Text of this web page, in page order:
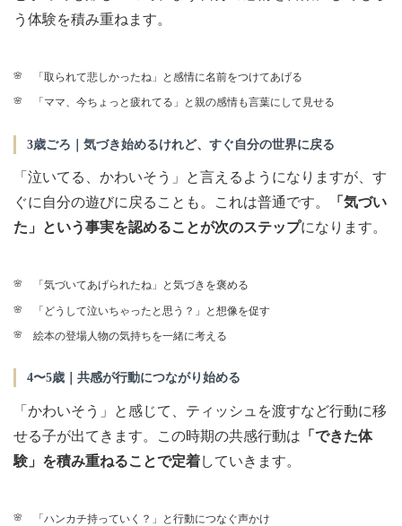
う体験を積み重ねます。
「取られて悲しかったね」と感情に名前をつけてあげる
「ママ、今ちょっと疲れてる」と親の感情も言葉にして見せる
3歳ごろ｜気づき始めるけれど、すぐ自分の世界に戻る
「泣いてる、かわいそう」と言えるようになりますが、す
ぐに自分の遊びに戻ることも。これは普通です。
「気づい
た」という事実を認めることが次のステップになります。
「気づいてあげられたね」と気づきを褒める
「どうして泣いちゃったと思う？」と想像を促す
絵本の登場人物の気持ちを一緒に考える
4〜5歳｜共感が行動につながり始める
「かわいそう」と感じて、ティッシュを渡すなど行動に移
せる子が出てきます。この時期の共感行動は 「できた体
験」を積み重ねることで定着していきます。
「ハンカチ持っていく？」と行動につなぐ声かけ